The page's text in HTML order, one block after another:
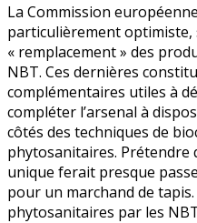
La Commission
particulièrement optimiste,
« remplacement » des
NBT. Ces dernières
complémentaires utiles à
compléter l’arsenal à
côtés des techniques de
phytosanitaires. Prétendre
unique ferait presque
pour un marchand de
phytosanitaires par les